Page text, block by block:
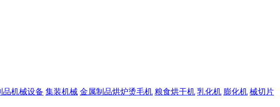
品机械设备 集装机械 金属制品烘炉烫毛机 粮食烘干机 乳化机 膨化机 械切片